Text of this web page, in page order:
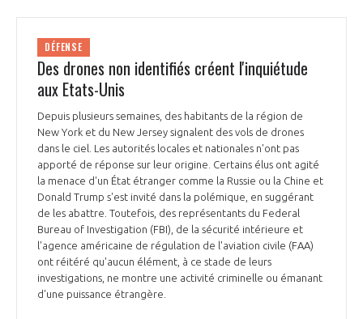
DÉFENSE
Des drones non identifiés créent l'inquiétude
aux Etats-Unis
Depuis plusieurs semaines, des habitants de la région de
New York et du New Jersey signalent des vols de drones
dans le ciel. Les autorités locales et nationales n'ont pas
apporté de réponse sur leur origine. Certains élus ont agité
la menace d'un État étranger comme la Russie ou la Chine et
Donald Trump s'est invité dans la polémique, en suggérant
de les abattre. Toutefois, des représentants du Federal
Bureau of Investigation (FBI), de la sécurité intérieure et
l'agence américaine de régulation de l'aviation civile (FAA)
ont réitéré qu'aucun élément, à ce stade de leurs
investigations, ne montre une activité criminelle ou émanant
d'une puissance étrangère.